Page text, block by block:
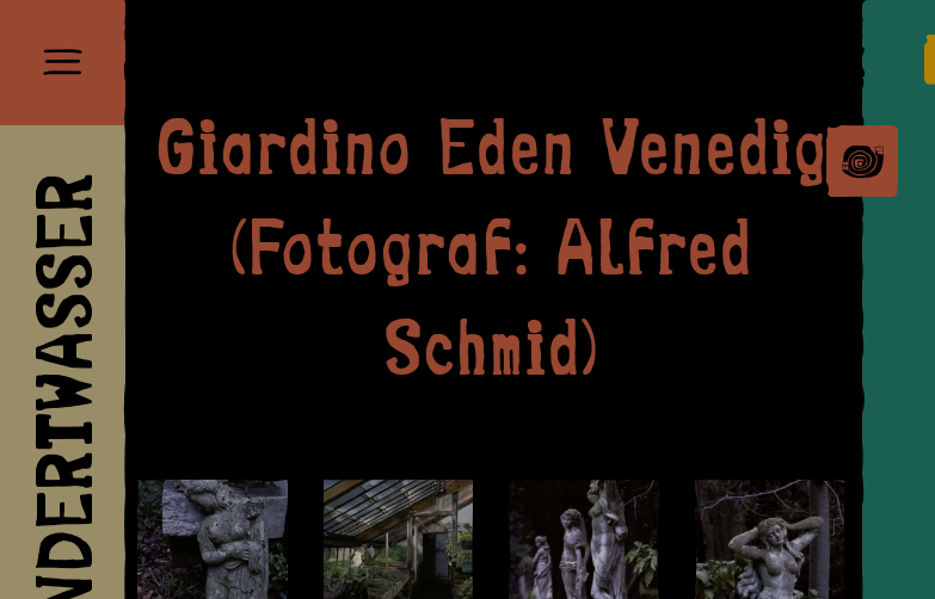
HUNDERTWASSER
Giardino Eden Venedig
(Fotograf: Alfred
Schmid)